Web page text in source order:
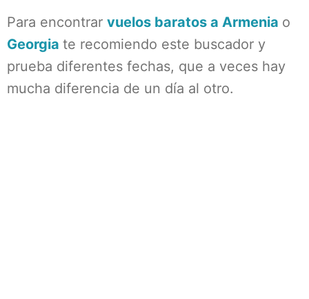
Para encontrar vuelos baratos a Armenia o
Georgia te recomiendo este buscador y
prueba diferentes fechas, que a veces hay
mucha diferencia de un día al otro.